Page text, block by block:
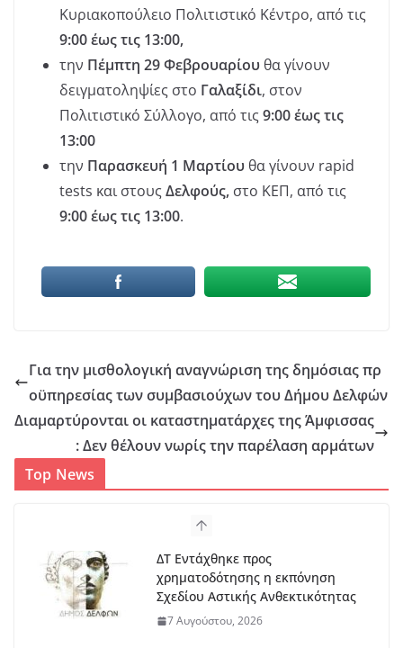
Κυριακοπούλειο Πολιτιστικό Κέντρο, από τις
9:00 έως τις 13:00,
την Πέμπτη 29 Φεβρουαρίου θα γίνουν
δειγματοληψίες στο Γαλαξίδι, στον
Πολιτιστικό Σύλλογο, από τις 9:00 έως τις
13:00
την Παρασκευή 1 Μαρτίου θα γίνουν rapid
tests και στους Δελφούς, στο ΚΕΠ, από τις
9:00 έως τις 13:00.
Για την μισθολογική αναγνώριση της δημόσιας πρ
οϋπηρεσίας των συμβασιούχων του Δήμου Δελφών
Διαμαρτύρονται οι καταστηματάρχες της Άμφισσας
: Δεν θέλουν νωρίς την παρέλαση αρμάτων
Top News
Στο Λιδωρίκι ο Φάνης Σπανός για
έργα και αποκατάσταση των
πυρόπληκτων περιοχών